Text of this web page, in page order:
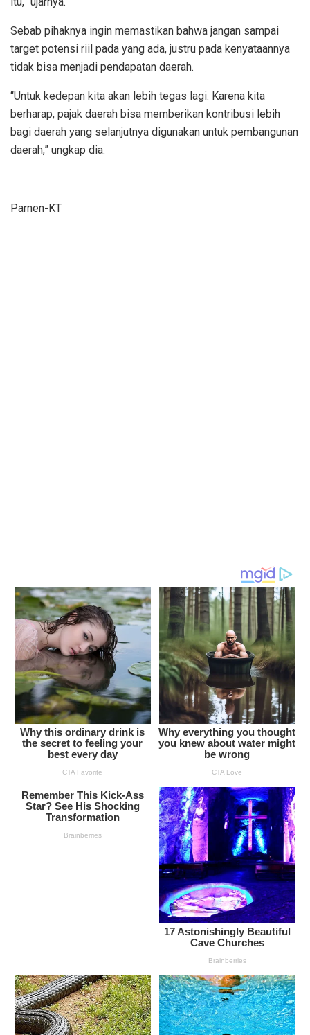
Sebab pihaknya ingin memastikan bahwa jangan sampai
target potensi riil pada yang ada, justru pada kenyataannya
tidak bisa menjadi pendapatan daerah.
“Untuk kedepan kita akan lebih tegas lagi. Karena kita
berharap, pajak daerah bisa memberikan kontribusi lebih
bagi daerah yang selanjutnya digunakan untuk pembangunan
daerah,” ungkap dia.
Parnen-KT